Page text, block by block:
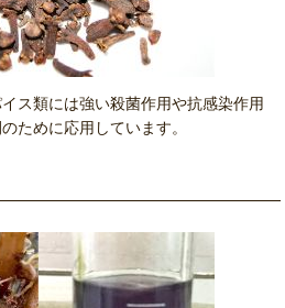
ス類には強い殺菌作用や抗感染作用
ために応用しています。